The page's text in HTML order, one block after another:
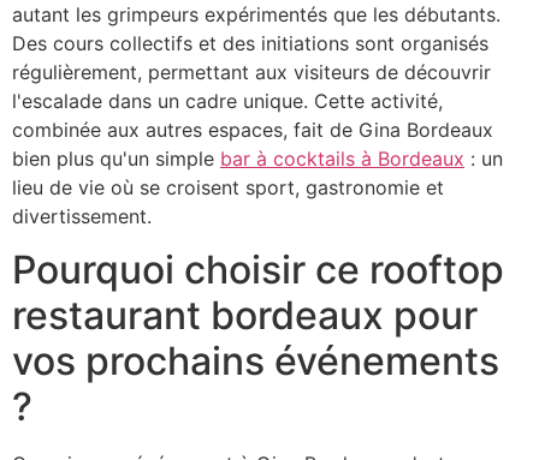
autant les grimpeurs expérimentés que les débutants.
Des cours collectifs et des initiations sont organisés
régulièrement, permettant aux visiteurs de découvrir
l'escalade dans un cadre unique. Cette activité,
combinée aux autres espaces, fait de Gina Bordeaux
bien plus qu'un simple bar à cocktails à Bordeaux : un
lieu de vie où se croisent sport, gastronomie et
divertissement.
Pourquoi choisir ce rooftop
restaurant bordeaux pour
vos prochains événements
?